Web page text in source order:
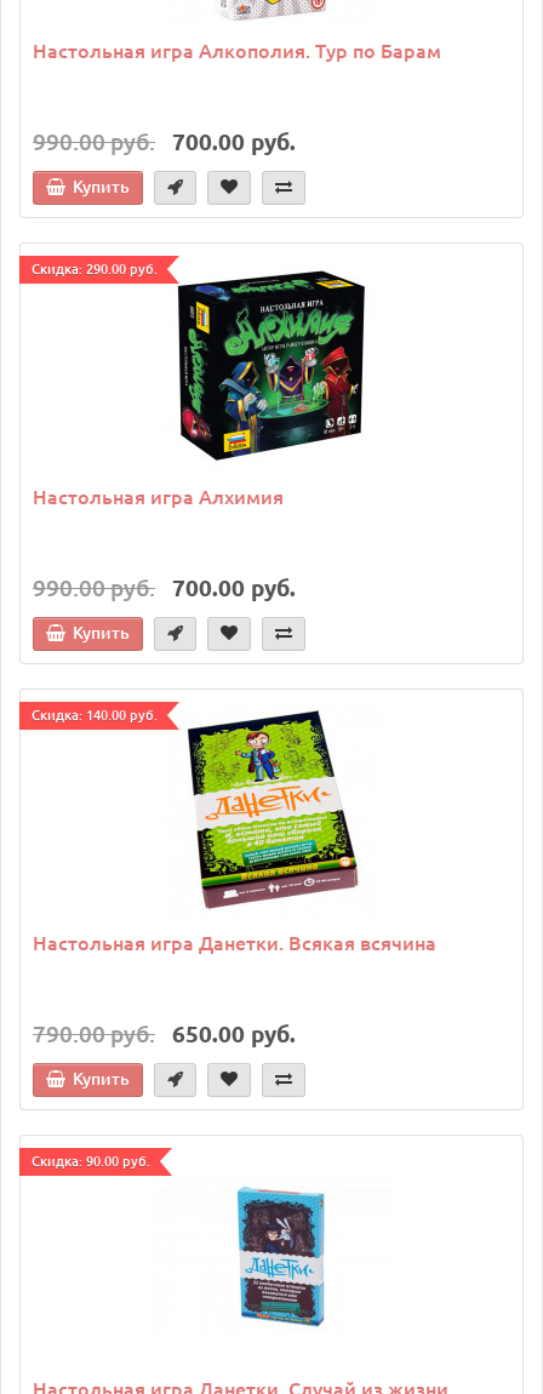
Настольная игра Алкополия. Тур по Барам
990.00 руб. 700.00 руб.
Купить
Cкидка: 290.00 руб.
Настольная игра Алхимия
990.00 руб. 700.00 руб.
Купить
Cкидка: 140.00 руб.
Настольная игра Данетки. Всякая всячина
790.00 руб. 650.00 руб.
Купить
Cкидка: 90.00 руб.
Настольная игра Данетки. Случай из жизни